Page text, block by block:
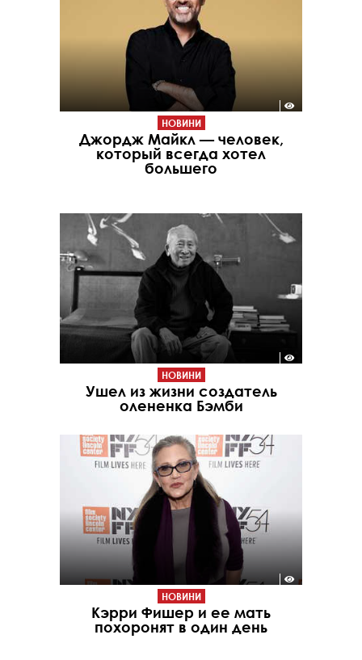
НОВИНИ
Джордж Майкл — человек,
который всегда хотел
большего
НОВИНИ
Ушел из жизни создатель
олененка Бэмби
НОВИНИ
Кэрри Фишер и ее мать
похоронят в один день